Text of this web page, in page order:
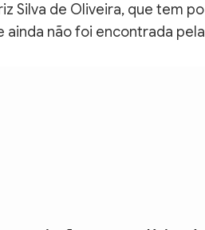
Silva de Oliveira, que tem
ainda não foi encontrada